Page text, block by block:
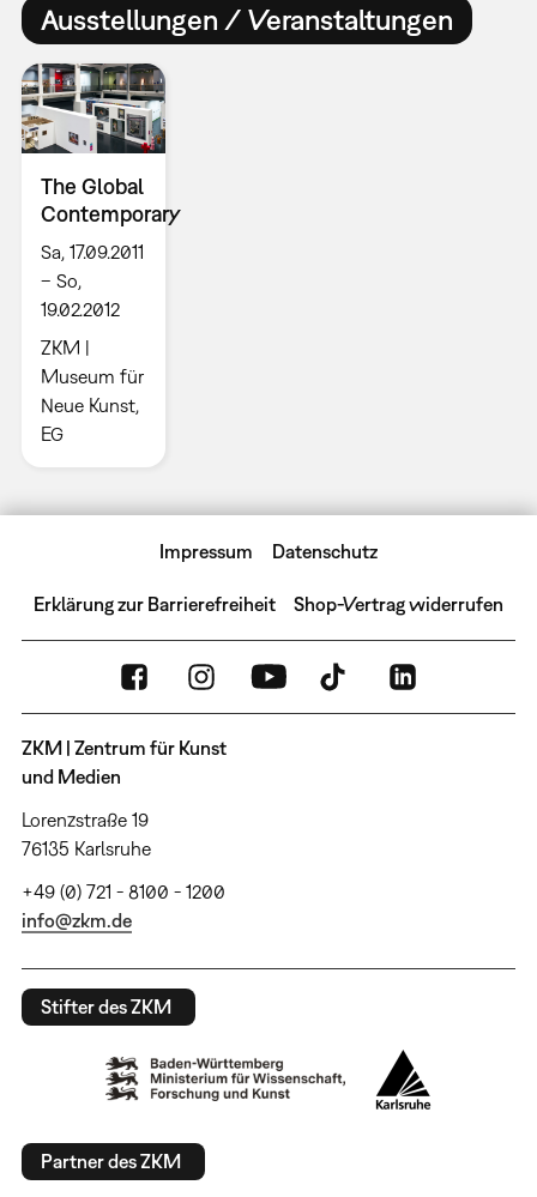
Ausstellungen / Veranstaltungen
The Global
Contemporary
Sa, 17.09.2011
– So,
19.02.2012
ZKM |
Museum für
Neue Kunst,
EG
Impressum Datenschutz
Erklärung zur Barrierefreiheit Shop-Vertrag widerrufen
ZKM | Zentrum für Kunst
und Medien
Lorenzstraße 19
76135 Karlsruhe
+49 (0) 721 - 8100 - 1200
info@zkm.de
Stifter des ZKM
Partner des ZKM